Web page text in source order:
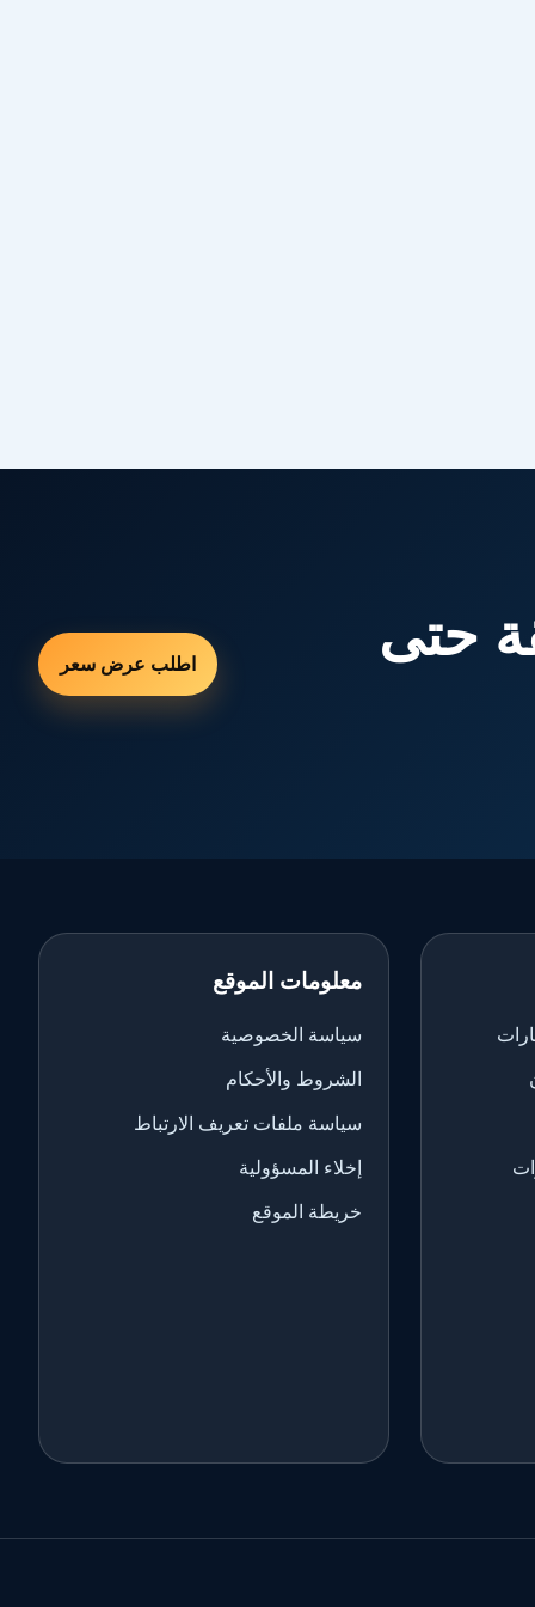
حتى اطلب عرض سعر
معلومات الموقع
سياسة الخصوصية
الشروط والأحكام
سياسة ملفات تعريف الارتباط
إخلاء المسؤولية
خريطة الموقع